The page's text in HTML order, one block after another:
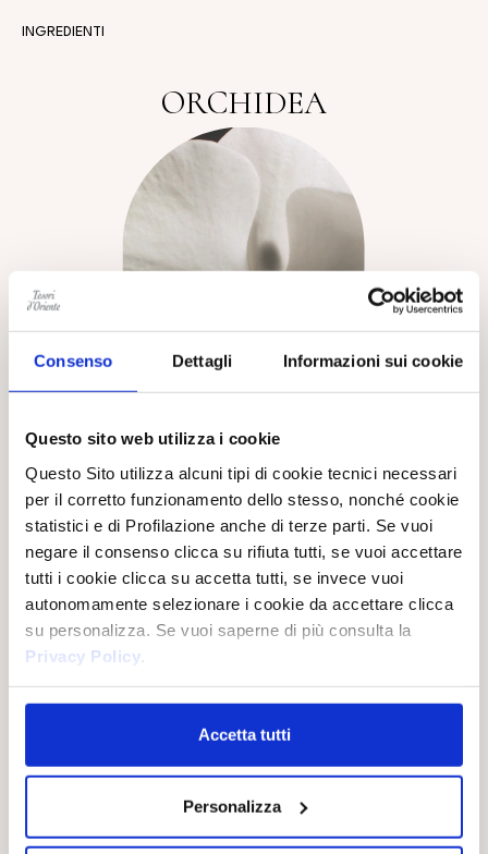
Consenso Dettagli Informazioni sui cookie
Questo sito web utilizza i cookie
Questo Sito utilizza alcuni tipi di cookie tecnici necessari
per il corretto funzionamento dello stesso, nonché cookie
statistici e di Profilazione anche di terze parti. Se vuoi
negare il consenso clicca su rifiuta tutti, se vuoi accettare
tutti i cookie clicca su accetta tutti, se invece vuoi
autonomamente selezionare i cookie da accettare clicca
su personalizza. Se vuoi saperne di più consulta la
Privacy Policy
Accetta tutti
Personalizza
INGREDIENTI
ORCHIDEA
Da secoli, la sua perfezione rappresenta raffinatezza, eleganza
e serenità. Nella tradizione cinese, è la “madre del giardino”:
un’armonia di colori vivaci e dettagli che crea i celebri paradisi
LA LINEA